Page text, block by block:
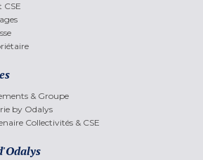
CSE
& Groupe
by Odalys
Collectivités & CSE